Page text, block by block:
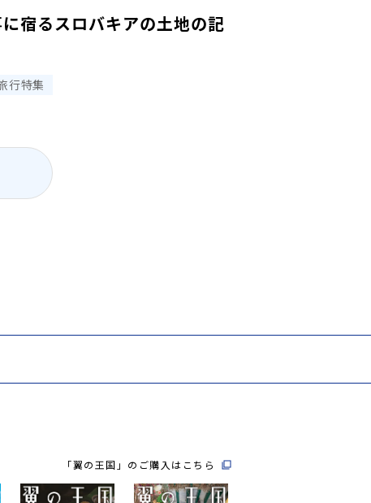
宿るスロバキアの土地の記
行特集
「翼の王国」のご購入はこちら